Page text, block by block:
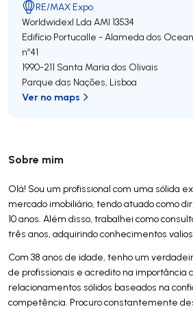
Sobre mim
Olá! Sou um profissional com uma sólida
mercado imobiliário, tendo atuado como
10 anos. Além disso, trabalhei como
três anos, adquirindo conhecimentos
Com 38 anos de idade, tenho um
de profissionais e acredito na importância
relacionamentos sólidos baseados na
competência. Procuro constantemente
RE/MAX Expo
Worldwidexl Lda AMI 13534
Edifício Portucalle - Alameda dos
nº41
1990-211 Santa Maria dos Olivais
Parque das Nações, Lisboa
Ver no maps